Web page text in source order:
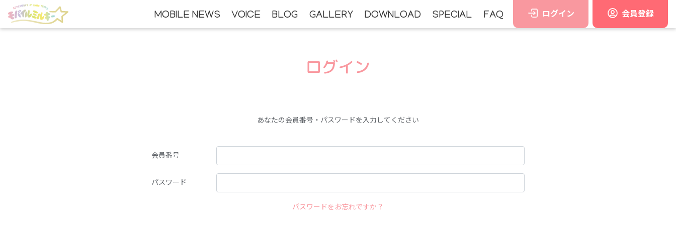
MOBILE NEWS VOICE BLOG GALLERY DOWNLOAD SPECIAL FAQ ログイン 会員登録
ログイン
あなたの会員番号・パスワードを入力してください
会員番号
パスワード
パスワードをお忘れですか？